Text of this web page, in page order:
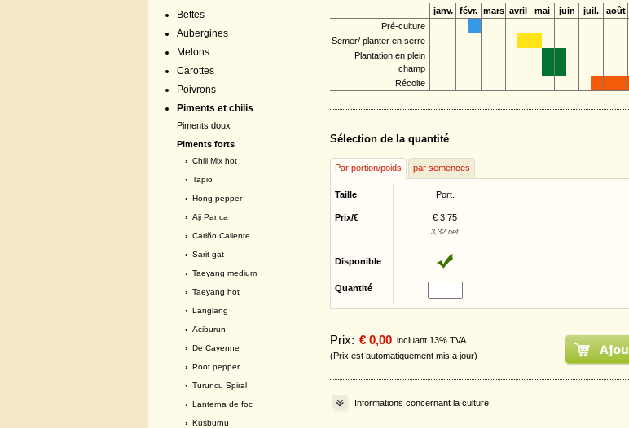
Bettes
Aubergines
Melons
Carottes
Poivrons
Piments et chilis
Piments doux
Piments forts
› Chili Mix hot
› Tapio
› Hong pepper
› Aji Panca
› Cariño Caliente
› Sarit gat
› Taeyang medium
› Taeyang hot
› Langlang
› Aciburun
› De Cayenne
› Poot pepper
› Turuncu Spiral
› Lanterna de foc
› Kusburnu
janv. févr. mars avril mai juin juil. août
Pré-culture
Semer/ planter en serre
Plantation en plein
champ
Récolte
Sélection de la quantité
Par portion/poids par semences
Taille Port.
Prix/€ € 3,75
3,32 net
Disponible
Quantité
Prix: € 0,00 incluant 13% TVA
(Prix est automatiquement mis à jour)
Informations concernant la culture